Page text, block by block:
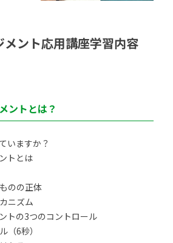
メント応用講座学習内容
ントとは？
いますか？
トとは
のの正体
ニズム
トの3つのコントロール
（6秒）